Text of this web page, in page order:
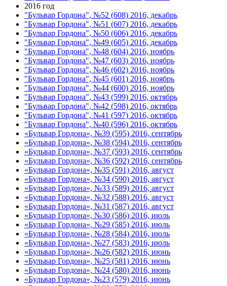
2016 год
"Бульвар Гордона", №52 (608) 2016, декабрь
"Бульвар Гордона", №51 (607) 2016, декабрь
"Бульвар Гордона", №50 (606) 2016, декабрь
"Бульвар Гордона", №49 (605) 2016, декабрь
"Бульвар Гордона", №48 (604) 2016, ноябрь
"Бульвар Гордона", №47 (603) 2016, ноябрь
"Бульвар Гордона", №46 (602) 2016, ноябрь
"Бульвар Гордона", №45 (601) 2016, ноябрь
"Бульвар Гордона", №44 (600) 2016, ноябрь
"Бульвар Гордона", №43 (599) 2016, октябрь
"Бульвар Гордона", №42 (598) 2016, октябрь
"Бульвар Гордона", №41 (597) 2016, октябрь
"Бульвар Гордона", №40 (596) 2016, октябрь
«Бульвар Гордона», №39 (595) 2016, сентябрь
«Бульвар Гордона», №38 (594) 2016, сентябрь
«Бульвар Гордона», №37 (593) 2016, сентябрь
«Бульвар Гордона», №36 (592) 2016, сентябрь
«Бульвар Гордона», №35 (591) 2016, август
«Бульвар Гордона», №34 (590) 2016, август
«Бульвар Гордона», №33 (589) 2016, август
«Бульвар Гордона», №32 (588) 2016, август
«Бульвар Гордона», №31 (587) 2016, август
«Бульвар Гордона», №30 (586) 2016, июль
«Бульвар Гордона», №29 (585) 2016, июль
«Бульвар Гордона», №28 (584) 2016, июль
«Бульвар Гордона», №27 (583) 2016, июль
«Бульвар Гордона», №26 (582) 2016, июнь
«Бульвар Гордона», №25 (581) 2016, июнь
«Бульвар Гордона», №24 (580) 2016, июнь
«Бульвар Гордона», №23 (579) 2016, июнь